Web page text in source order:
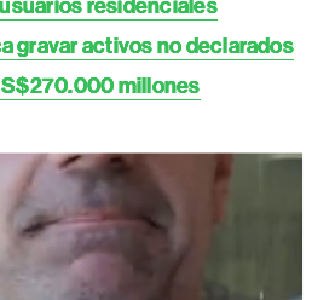
residenciales
gravar activos no declarados
millones